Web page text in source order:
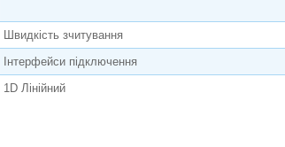
Швидкість зчитування
Інтерфейси підключення
1D Лінійний